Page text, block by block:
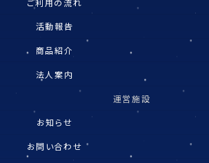
活動報告
商品紹介
法人案内
運営施設
お知らせ
お問い合わせ